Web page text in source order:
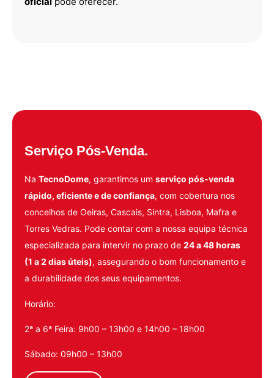
Serviço Pós-Venda.
Na TecnoDome, garantimos um serviço pós-venda
rápido, eficiente e de confiança, com cobertura nos
concelhos de Oeiras, Cascais, Sintra, Lisboa, Mafra e
Torres Vedras. Pode contar com a nossa equipa técnica
especializada para intervir no prazo de 24 a 48 horas
(1 a 2 dias úteis), assegurando o bom funcionamento e
a durabilidade dos seus equipamentos.
Horário:
2ª a 6ª Feira: 9h00 – 13h00 e 14h00 – 18h00
Sábado: 09h00 – 13h00